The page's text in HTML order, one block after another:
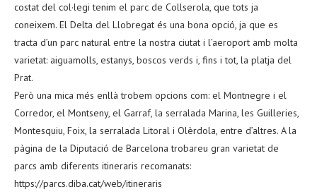
costat del col·legi tenim el parc de Collserola, que tots ja
coneixem. El Delta del Llobregat és una bona opció, ja que es
tracta d’un parc natural entre la nostra ciutat i l’aeroport amb molta
varietat: aiguamolls, estanys, boscos verds i, fins i tot, la platja del
Prat.
Però una mica més enllà trobem opcions com: el Montnegre i el
Corredor, el Montseny, el Garraf, la serralada Marina, les Guilleries,
Montesquiu, Foix, la serralada Litoral i Olèrdola, entre d’altres. A la
pàgina de la Diputació de Barcelona trobareu gran varietat de
parcs amb diferents itineraris recomanats:
https://parcs.diba.cat/web/itineraris